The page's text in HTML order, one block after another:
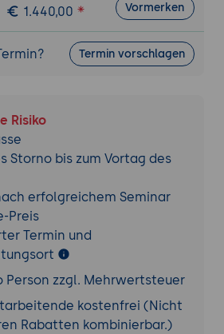
KVM/QEMU:
Anleitung zur
Open vSwitch in
zur
der Netzwerkkonnektivität
von Open vSwitch
Umgebungen wie Docker und
und -konfiguration
in Open vSwitch,
Access Control Lists (ACLs)
Konfiguration von
des Netzwerks
1.440,00 Vormerken
Termin vorschlagen
Risiko
Storno bis zum Vortag des
erfolgreichem Seminar
Preis
Termin und
Person zzgl. Mehrwertsteuer
kostenfrei (Nicht
Rabatten kombinierbar.)